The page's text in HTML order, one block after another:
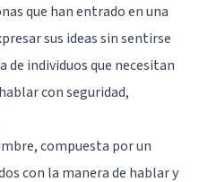
que han entrado en una
sus ideas sin sentirse
de individuos que necesitan
con seguridad,
compuesta por un
con la manera de hablar y